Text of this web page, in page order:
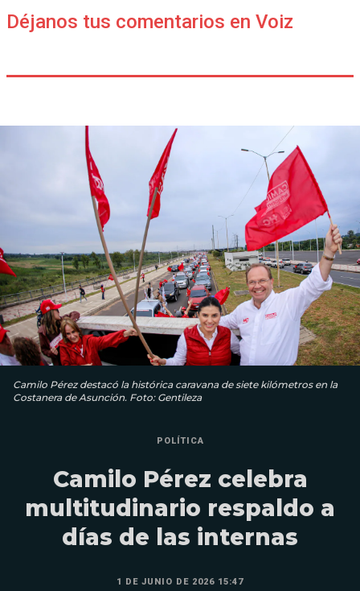
Déjanos tus comentarios en Voiz
Camilo Pérez destacó la histórica caravana de siete kilómetros en la
Costanera de Asunción. Foto: Gentileza
POLÍTICA
Camilo Pérez celebra
multitudinario respaldo a
días de las internas
1 DE JUNIO DE 2026 15:47